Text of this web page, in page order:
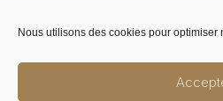
Nous utilisons des cookies pour optimiser
Réseaux sociaux